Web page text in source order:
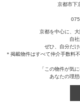
京都市下
京都を中心に、
自
ぜひ、自分だ
＊掲載物件はすべて仲介手数料
「この物件が気
あなたの理